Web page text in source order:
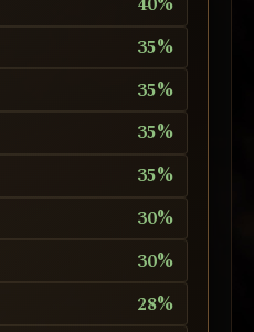
35%
35%
35%
35%
30%
30%
28%